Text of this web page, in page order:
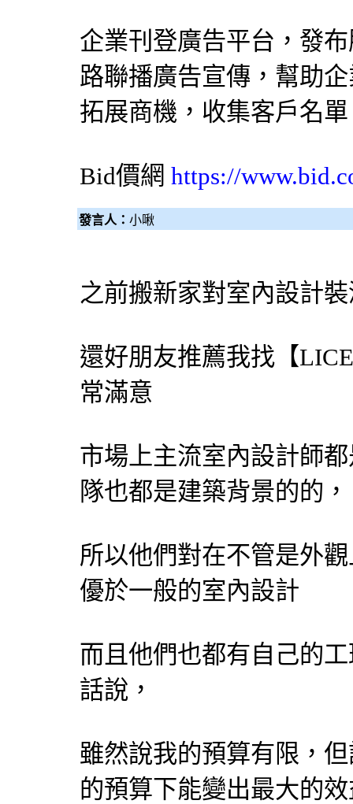
企業刊登廣告平台，發
路聯播廣告宣傳，幫助
拓展商機，收集客戶名單
Bid價網 https://
發言人： 小啾
之前搬新家對室內設計
還好朋友推薦我找【
常滿意
市場上主流室內設計師
隊也都是建築背景的的，
所以他們對在不管是外
優於一般的室內設計
而且他們也都有自己的
話說，
雖然說我的預算有限，
的預算下能變出最大的